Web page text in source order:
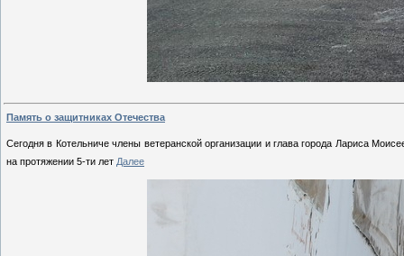
Память о защитниках Отечества
Сегодня в Котельниче члены ветеранской организации и глава города Лариса
на протяжении 5-ти лет Далее